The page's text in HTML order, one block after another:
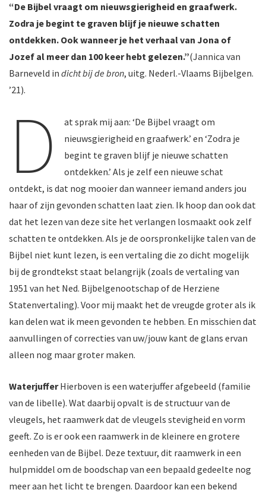
“De Bijbel vraagt om nieuwsgierigheid en graafwerk.
Zodra je begint te graven blijf je nieuwe schatten
ontdekken. Ook wanneer je het verhaal van Jona of
Jozef al meer dan 100 keer hebt gelezen.”(Jannica van
Barneveld in dicht bij de bron, uitg. Nederl.-Vlaams Bijbelgen.
’21).
D
at sprak mij aan: ‘De Bijbel vraagt om
nieuwsgierigheid en graafwerk.’ en ‘Zodra je
begint te graven blijf je nieuwe schatten
ontdekken.’ Als je zelf een nieuwe schat
ontdekt, is dat nog mooier dan wanneer iemand anders jou
haar of zijn gevonden schatten laat zien. Ik hoop dan ook dat
dat het lezen van deze site het verlangen losmaakt ook zelf
schatten te ontdekken. Als je de oorspronkelijke talen van de
Bijbel niet kunt lezen, is een vertaling die zo dicht mogelijk
bij de grondtekst staat belangrijk (zoals de vertaling van
1951 van het Ned. Bijbelgenootschap of de Herziene
Statenvertaling). Voor mij maakt het de vreugde groter als ik
kan delen wat ik meen gevonden te hebben. En misschien dat
aanvullingen of correcties van uw/jouw kant de glans ervan
alleen nog maar groter maken.
WaterjufferHierboven is een waterjuffer afgebeeld (familie
van de libelle). Wat daarbij opvalt is de structuur van de
vleugels, het raamwerk dat de vleugels stevigheid en vorm
geeft. Zo is er ook een raamwerk in de kleinere en grotere
eenheden van de Bijbel. Deze textuur, dit raamwerk in een
hulpmiddel om de boodschap van een bepaald gedeelte nog
meer aan het licht te brengen. Daardoor kan een bekend